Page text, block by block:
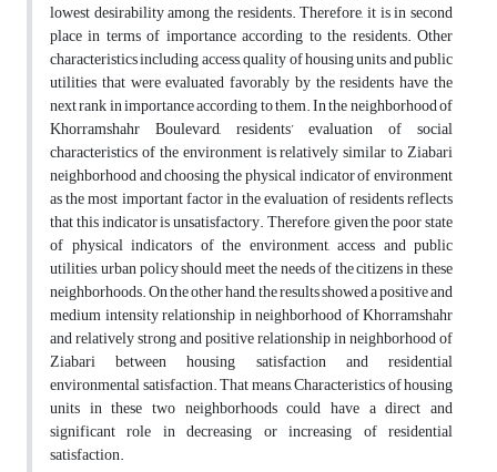
lowest desirability among the residents. Therefore, it is in second
place in terms of importance according to the residents. Other
characteristics including access, quality of housing units and public
utilities that were evaluated favorably by the residents have the
next rank in importance according to them. In the neighborhood of
Khorramshahr Boulevard, residents’ evaluation of social
characteristics of the environment is relatively similar to Ziabari
neighborhood and choosing the physical indicator of environment
as the most important factor in the evaluation of residents reflects
that this indicator is unsatisfactory. Therefore, given the poor state
of physical indicators of the environment, access and public
utilities, urban policy should meet the needs of the citizens in these
neighborhoods. On the other hand, the results showed a positive and
medium intensity relationship in neighborhood of Khorramshahr
and relatively strong and positive relationship in neighborhood of
Ziabari between housing satisfaction and residential
environmental satisfaction. That means, Characteristics of housing
units in these two neighborhoods could have a direct and
significant role in decreasing or increasing of residential
satisfaction.